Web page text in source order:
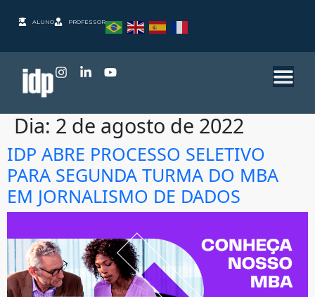
ALUNO PROFESSOR
Dia: 2 de agosto de 2022
IDP ABRE PROCESSO SELETIVO
PARA SEGUNDA TURMA DO MBA
EM JORNALISMO DE DADOS